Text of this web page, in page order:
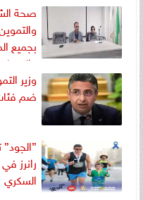
صحة
بجميع
والكميات
وزير
ضم
رانرز
السكري